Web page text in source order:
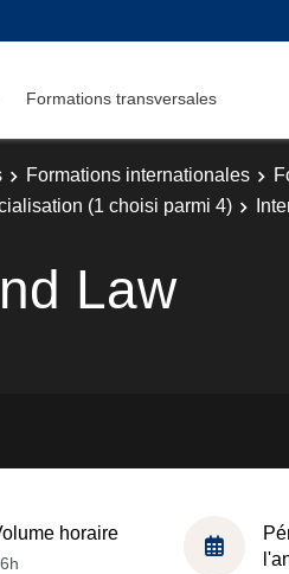
Formations transversales
Formations internationales
(1 choisi parmi 4)
Law
horaire